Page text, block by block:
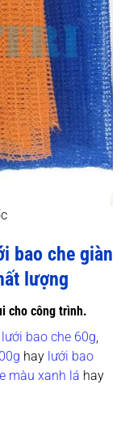
bao che giàn
lượng
cho công trình.
lưới bao che 60g,
haylưới bao
màu xanh lá hay